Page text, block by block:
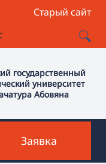
Старый сайт
государственный
университет
Абовяна
Заявка